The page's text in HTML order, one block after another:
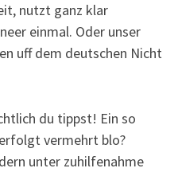
nutzt ganz klar
einmal. Oder unser
uff dem deutschen Nicht
du tippst! Ein so
vermehrt blo?
unter zuhilfenahme